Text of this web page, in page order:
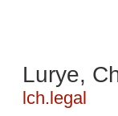
Lurye,
lch.legal